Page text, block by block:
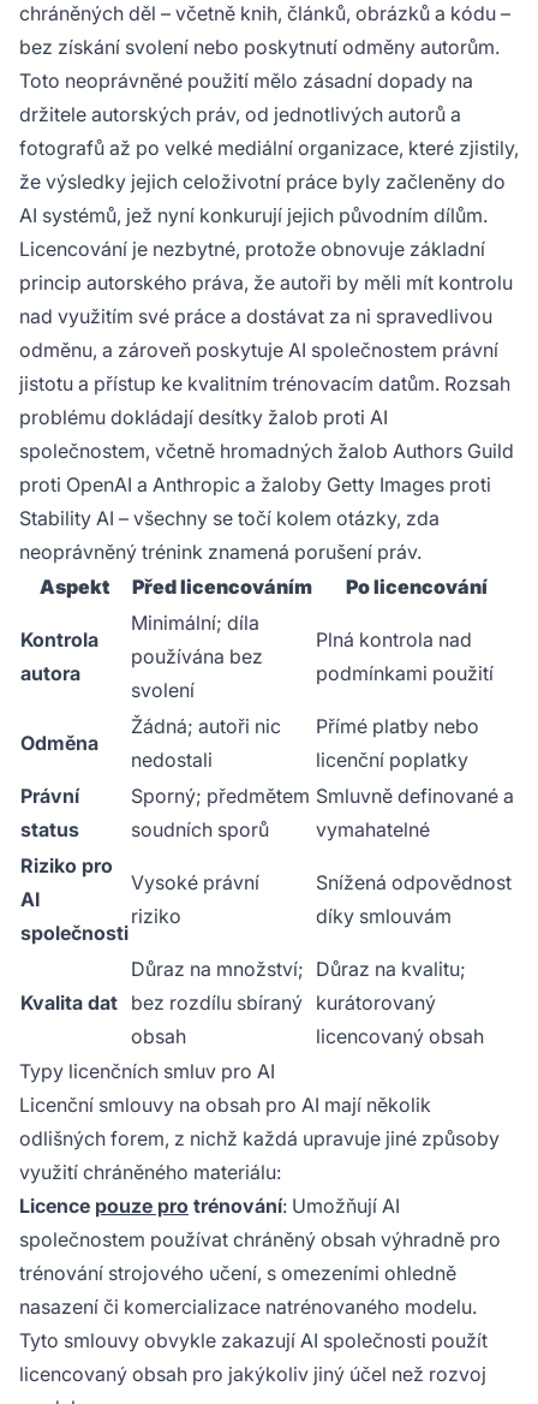
chráněných děl – včetně knih, článků, obrázků a kódu –
bez získání svolení nebo poskytnutí odměny autorům.
Toto neoprávněné použití mělo zásadní dopady na
držitele autorských práv, od jednotlivých autorů a
fotografů až po velké mediální organizace, které zjistily,
že výsledky jejich celoživotní práce byly začleněny do
AI systémů, jež nyní konkurují jejich původním dílům.
Licencování je nezbytné, protože obnovuje základní
princip autorského práva, že autoři by měli mít kontrolu
nad využitím své práce a dostávat za ni spravedlivou
odměnu, a zároveň poskytuje AI společnostem právní
jistotu a přístup ke kvalitním trénovacím datům. Rozsah
problému dokládají desítky žalob proti AI
společnostem, včetně hromadných žalob Authors Guild
proti OpenAI a Anthropic a žaloby Getty Images proti
Stability AI – všechny se točí kolem otázky, zda
neoprávněný trénink znamená porušení práv.
Aspekt
Před licencováním Po licencování
Kontrola
autora
Minimální; díla
používána bez
svolení
Plná kontrola nad
podmínkami použití
Odměna
Žádná; autoři nic
nedostali
Přímé platby nebo
licenční poplatky
Právní
status
Sporný; předmětem
soudních sporů
Smluvně definované a
vymahatelné
Riziko pro
AI
společnosti
Vysoké právní
riziko
Snížená odpovědnost
díky smlouvám
Kvalita dat
Důraz na množství;
bez rozdílu sbíraný
obsah
Důraz na kvalitu;
kurátorovaný
licencovaný obsah
Typy licenčních smluv pro AI
Licenční smlouvy na obsah pro AI mají několik
odlišných forem, z nichž každá upravuje jiné způsoby
využití chráněného materiálu:
Licence pouze pro trénování: Umožňují AI
společnostem používat chráněný obsah výhradně pro
trénování strojového učení, s omezeními ohledně
nasazení či komercializace natrénovaného modelu.
Tyto smlouvy obvykle zakazují AI společnosti použít
licencovaný obsah pro jakýkoliv jiný účel než rozvoj